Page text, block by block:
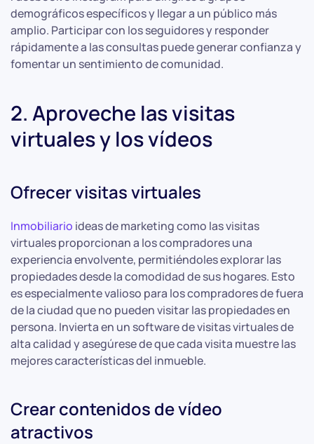
demográficos específicos y llegar a un público más
amplio. Participar con los seguidores y responder
rápidamente a las consultas puede generar confianza y
fomentar un sentimiento de comunidad.
2. Aproveche las visitas
virtuales y los vídeos
Ofrecer visitas virtuales
Inmobiliario ideas de marketing como las visitas
virtuales proporcionan a los compradores una
experiencia envolvente, permitiéndoles explorar las
propiedades desde la comodidad de sus hogares. Esto
es especialmente valioso para los compradores de fuera
de la ciudad que no pueden visitar las propiedades en
persona. Invierta en un software de visitas virtuales de
alta calidad y asegúrese de que cada visita muestre las
mejores características del inmueble.
Crear contenidos de vídeo
atractivos